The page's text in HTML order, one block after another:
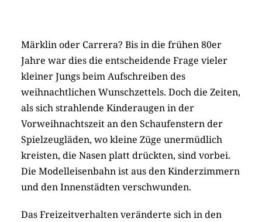
Märklin oder Carrera? Bis in die frühen 80er
Jahre war dies die entscheidende Frage vieler
kleiner Jungs beim Aufschreiben des
weihnachtlichen Wunschzettels. Doch die Zeiten,
als sich strahlende Kinderaugen in der
Vorweihnachtszeit an den Schaufenstern der
Spielzeugläden, wo kleine Züge unermüdlich
kreisten, die Nasen platt drückten, sind vorbei.
Die Modelleisenbahn ist aus den Kinderzimmern
und den Innenstädten verschwunden.
Das Freizeitverhalten veränderte sich in den